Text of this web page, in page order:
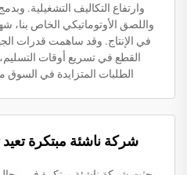
وارتفاع التكاليف التشغيلية.
في الإنتاج. وقد ساهمت قدرات
القطع في تسريع أوقات
الطلبات المتزايدة في السوق
شركة ناشئة مبتكرة تعيد